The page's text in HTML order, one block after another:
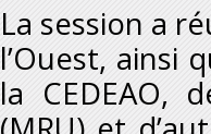
La session a
l’Ouest, ainsi
la CEDEAO,